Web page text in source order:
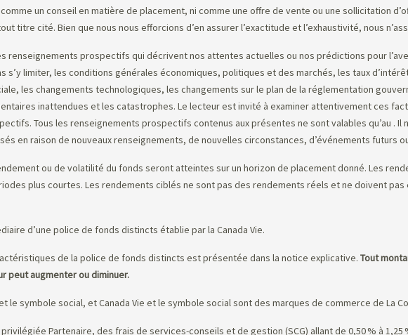
un conseil en matière de placement, ni comme une offre de vente ou une sollicitation
titre cité. Bien que nous nous efforcions d’en assurer l’exactitude et l’exhaustivité, nous
renseignements prospectifs qui décrivent nos attentes actuelles ou nos prédictions pour
s’y limiter, les conditions générales économiques, politiques et des marchés, les taux
les changements technologiques, les changements sur le plan de la réglementation
inattendues et les catastrophes. Le lecteur est invité à examiner attentivement ces
Tous les renseignements prospectifs contenus aux présentes ne sont valables qu’au . Il
en raison de nouveaux renseignements, de nouvelles circonstances, d’événements futurs
ou de volatilité du fonds seront atteintes sur un horizon de placement donné. Les
plus courtes. Les rendements ciblés ne sont pas des rendements réels et ne doivent
d’une police de fonds distincts établie par la Canada Vie.
de la police de fonds distincts est présentée dans la notice explicative. Tout
peut augmenter ou diminuer.
le symbole social, et Canada Vie et le symbole social sont des marques de commerce de La
Partenaire, des frais de services-conseils et de gestion (SCG) allant de 0,50 % à